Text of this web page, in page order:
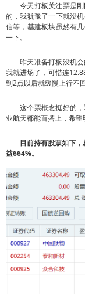
今天打板关注票是
的，我犹豫了一下就没
信等，基建板块虽然有
一下。
昨天准备打板没机
我就进场了，可惜连
到2点以后就缓慢上行不
这个票概念挺好的
业航天都能百搭上，希望
目前持有股票如下
益664%。